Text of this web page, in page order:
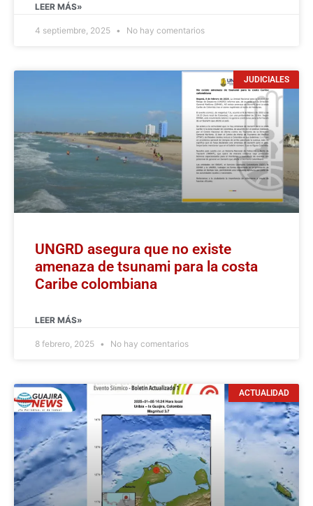
LEER MÁS»
4 septiembre, 2025 No hay comentarios
JUDICIALES
UNGRD asegura que no existe
amenaza de tsunami para la costa
Caribe colombiana
LEER MÁS»
8 febrero, 2025 No hay comentarios
ACTUALIDAD